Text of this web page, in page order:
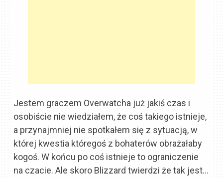
Jestem graczem Overwatcha już jakiś czas i
osobiście nie wiedziałem, że coś takiego istnieje,
a przynajmniej nie spotkałem się z sytuacją, w
której kwestia któregoś z bohaterów obrażałaby
kogoś. W końcu po coś istnieje to ograniczenie
na czacie. Ale skoro Blizzard twierdzi że tak jest…